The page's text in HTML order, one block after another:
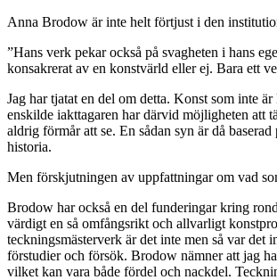
Anna Brodow är inte helt förtjust i den
”Hans verk pekar också på svagheten i hans
konsakrerat av en konstvärld eller ej. Bara ett
Jag har tjatat en del om detta. Konst som inte
enskilde iakttagaren har därvid möjligheten att
aldrig förmår att se. En sådan syn är då
historia.
Men förskjutningen av uppfattningar om vad
Brodow har också en del funderingar kring
värdigt en så omfångsrikt och allvarligt
teckningsmästerverk är det inte men så var det
förstudier och försök. Brodow nämner att jag
vilket kan vara både fördel och nackdel.